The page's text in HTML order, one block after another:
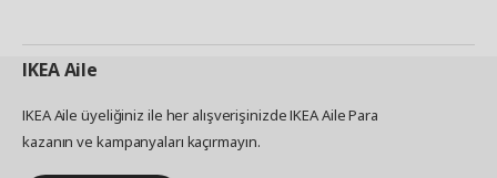
IKEAAile
IKEA Aile üyeliğiniz ile her alışverişinizde IKEA Aile Para
kazanın ve kampanyaları kaçırmayın.